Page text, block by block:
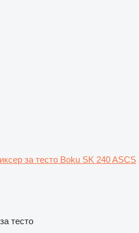
за тесто Boku SK 240 ASCS
тесто